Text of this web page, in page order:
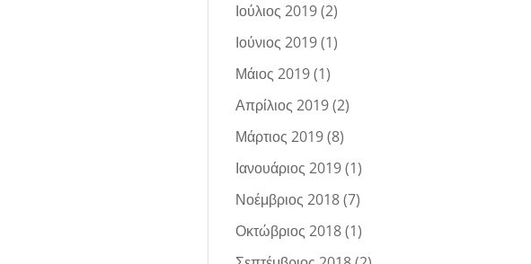
Ιούλιος 2019(2)
Ιούνιος 2019(1)
Μάιος 2019(1)
Απρίλιος 2019(2)
Μάρτιος 2019(8)
Ιανουάριος 2019(1)
Νοέμβριος 2018(7)
Οκτώβριος 2018(1)